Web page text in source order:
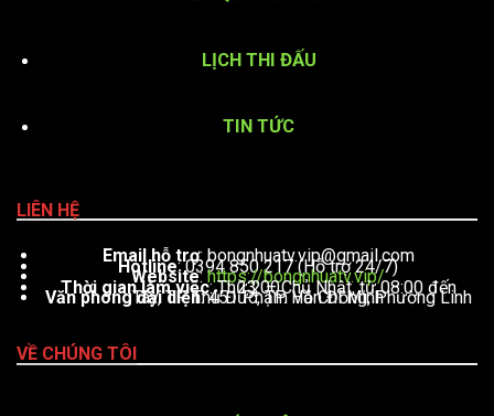
LỊCH THI ĐẤU
TIN TỨC
LIÊN HỆ
Email hỗ trợ:bongnhuatv.vip@gmail.com
Hotline: 0394 850 217 (Hỗ trợ 24/7)
Website:https://bongnhuatv.vip/
Thời gian làm việc : Thứ 2 – Chủ Nhật, từ 08:00 đến 23:00
Văn phòng đại diện: 451 Phạm Văn Đồng, Phường Linh Tây, TP. Thủ Đức, TP. Hồ Chí Minh
VỀ CHÚNG TÔI